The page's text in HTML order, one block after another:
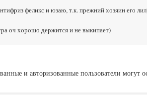
феликс и юзаю, т.к. прежний хозяин его
оч хорошо держится и не выкипает)
и авторизованные пользователи могут